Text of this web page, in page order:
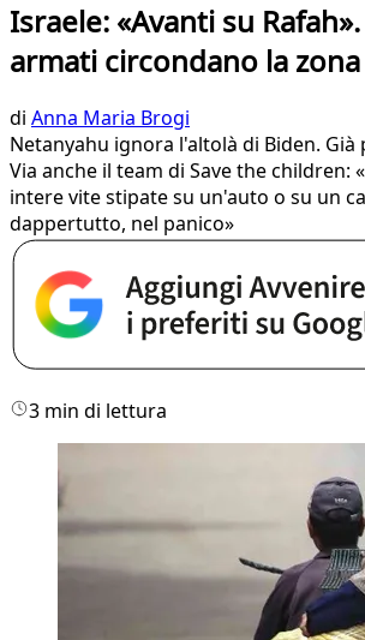
Israele: «Avanti su
armati circondano la
di Anna Maria Brogi
Netanyahu ignora l'altolà di Biden. Già
Via anche il team di Save the children:
intere vite stipate su un'auto o su un
dappertutto, nel panico»
3 min di lettura